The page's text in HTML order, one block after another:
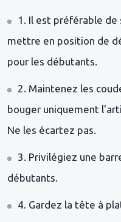
1. Il est préférable de
mettre en position de
pour les débutants.
2. Maintenez les
bouger uniquement
Ne les écartez pas.
3. Privilégiez une
débutants.
4. Gardez la tête à